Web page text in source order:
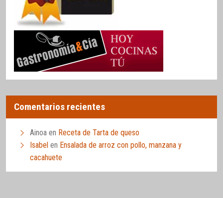
Comentarios recientes
Ainoa en Receta de Tarta de queso
Isabel en Ensalada de arroz con pollo, manzana y
cacahuete